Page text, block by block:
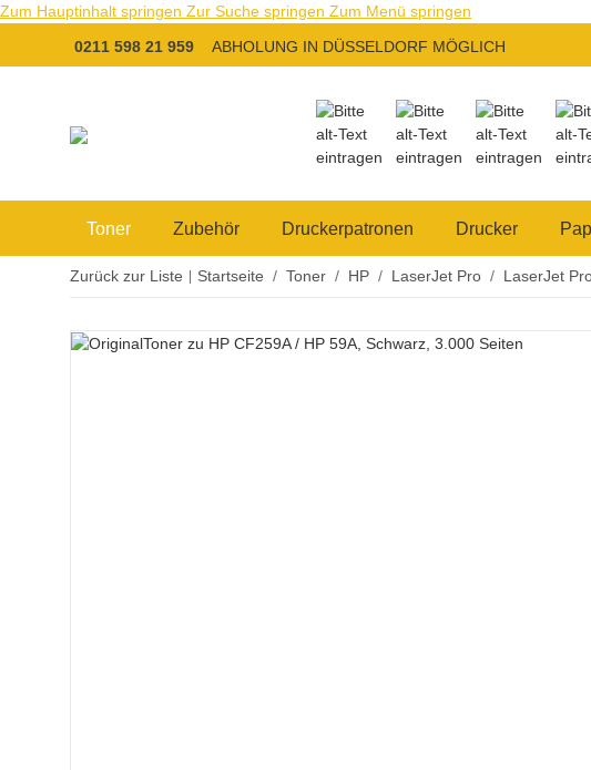
Zum Hauptinhalt springen Zur Suche springen Zum Menü springen
0211 598 21 959
ABHOLUNG IN DÜSSELDORF MÖGLICH
Toner Zubehör Druckerpatronen Drucker
Zurück zur Liste Startseite Toner HP LaserJet Pro LaserJet